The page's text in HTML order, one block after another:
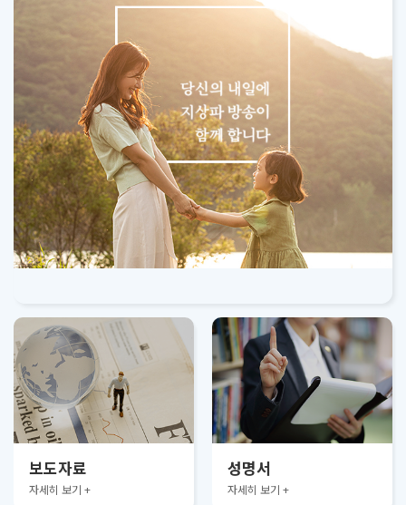
보도자료
자세히 보기 +
성명서
자세히 보기 +